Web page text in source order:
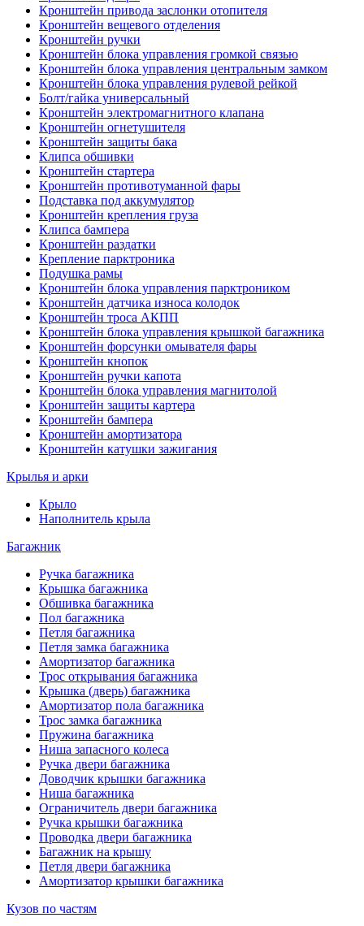
Кронштейн привода заслонки отопителя
Кронштейн вещевого отделения
Кронштейн ручки
Кронштейн блока управления громкой связью
Кронштейн блока управления центральным замком
Кронштейн блока управления рулевой рейкой
Болт/гайка универсальный
Кронштейн электромагнитного клапана
Кронштейн огнетушителя
Кронштейн защиты бака
Клипса обшивки
Кронштейн стартера
Кронштейн противотуманной фары
Подставка под аккумулятор
Кронштейн крепления груза
Клипса бампера
Кронштейн раздатки
Крепление парктроника
Подушка рамы
Кронштейн блока управления парктроником
Кронштейн датчика износа колодок
Кронштейн троса АКПП
Кронштейн блока управления крышкой багажника
Кронштейн форсунки омывателя фары
Кронштейн кнопок
Кронштейн ручки капота
Кронштейн блока управления магнитолой
Кронштейн защиты картера
Кронштейн бампера
Кронштейн амортизатора
Кронштейн катушки зажигания
Крылья и арки
Крыло
Наполнитель крыла
Багажник
Ручка багажника
Крышка багажника
Обшивка багажника
Пол багажника
Петля багажника
Петля замка багажника
Амортизатор багажника
Трос открывания багажника
Крышка (дверь) багажника
Амортизатор пола багажника
Трос замка багажника
Пружина багажника
Ниша запасного колеса
Ручка двери багажника
Доводчик крышки багажника
Ниша багажника
Ограничитель двери багажника
Ручка крышки багажника
Проводка двери багажника
Багажник на крышу
Петля двери багажника
Амортизатор крышки багажника
Кузов по частям